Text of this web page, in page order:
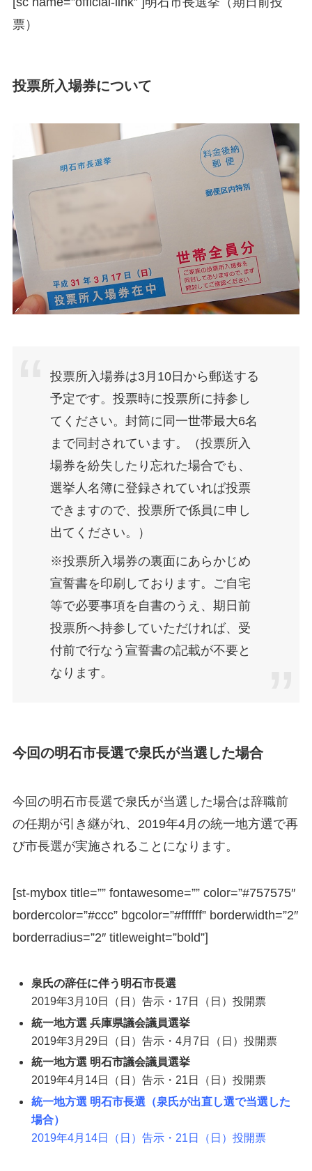
票）
投票所入場券について
投票所入場券は3月10日から郵送する
予定です。投票時に投票所に持参し
てください。封筒に同一世帯最大6名
まで同封されています。（投票所入
場券を紛失したり忘れた場合でも、
選挙人名簿に登録されていれば投票
できますので、投票所で係員に申し
出てください。
）
※投票所入場券の裏面にあらかじめ
宣誓書を印刷しております。
ご自宅
等で必要事項を自書のうえ、期日前
投票所へ持参していただければ、受
付前で行なう宣誓書の記載が不要と
なります。
今回の明石市長選で泉氏が当選した場合
今回の明石市長選で泉氏が当選した場合は辞職前
の任期が引き継がれ、2019年4月の統一地方選で再
び市長選が実施されることになります。
[st-mybox title=”” fontawesome=”” color=”#757575″
bordercolor=”#ccc” bgcolor=”#ffffff” borderwidth=”2″
borderradius=”2″ titleweight=”bold”]
泉氏の辞任に伴う明石市長選
2019年3月10日（日）告示・17日（日）投開票
統一地方選 兵庫県議会議員選挙
2019年3月29日（日）告示・4月7日（日）投開票
統一地方選 明石市議会議員選挙
2019年4月14日（日）告示・21日（日）投開票
統一地方選 明石市長選（泉氏が出直し選で当選した
場合）
2019年4月14日（日）告示・21日（日）投開票